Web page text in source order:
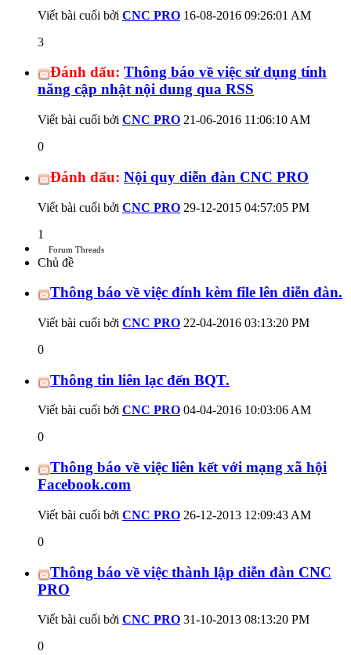
Viết bài cuối bởi CNC PRO 16-08-2016 09:26:01 AM
3
Đánh dấu: Thông báo về việc sử dụng tính
năng cập nhật nội dung qua RSS
Viết bài cuối bởi CNC PRO 21-06-2016 11:06:10 AM
0
Đánh dấu: Nội quy diễn đàn CNC PRO
Viết bài cuối bởi CNC PRO 29-12-2015 04:57:05 PM
1
Forum Threads
Chủ đề
Thông báo về việc đính kèm file lên diễn đàn.
Viết bài cuối bởi CNC PRO 22-04-2016 03:13:20 PM
0
Thông tin liên lạc đến BQT.
Viết bài cuối bởi CNC PRO 04-04-2016 10:03:06 AM
0
Thông báo về việc liên kết với mạng xã hội
Facebook.com
Viết bài cuối bởi CNC PRO 26-12-2013 12:09:43 AM
0
Thông báo về việc thành lập diễn đàn CNC
PRO
Viết bài cuối bởi CNC PRO 31-10-2013 08:13:20 PM
0